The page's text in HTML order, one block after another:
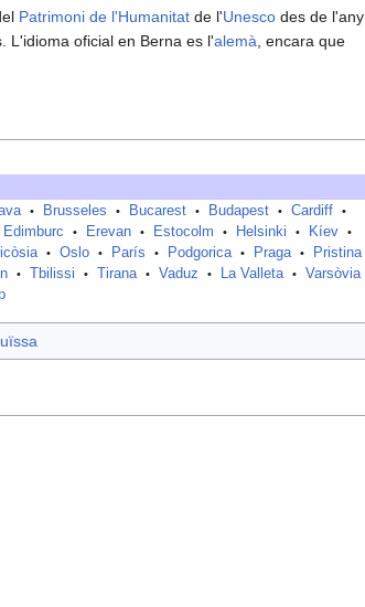
Patrimoni de l'Humanitat de l'Unesco des de l'any
L'idioma oficial en Berna es l'alemà , encara que
• Brusseles • Bucarest • Budapest • Cardiff •
Edimburc • Erevan • Estocolm • Helsinki • Kíev •
• Oslo • París • Podgorica • Praga • Pristina
• Tbilissi • Tirana • Vaduz • La Valleta • Varsòvia